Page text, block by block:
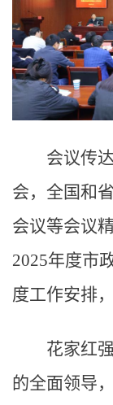
会议传
会，全国和
会议等会议
2025年度市
度工作安排
花家红
的全面领导